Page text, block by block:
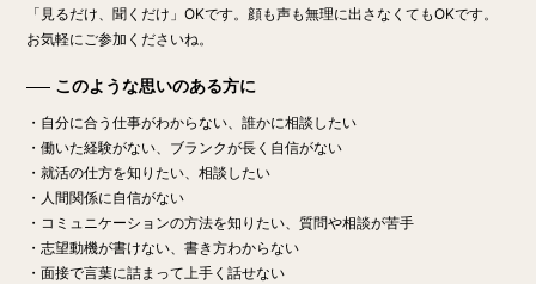
「見るだけ、聞くだけ」OKです。顔も声も無理に出さなくてもOKです。
お気軽にご参加くださいね。
このような思いのある方に
・自分に合う仕事がわからない、誰かに相談したい
・働いた経験がない、ブランクが長く自信がない
・就活の仕方を知りたい、相談したい
・人間関係に自信がない
・コミュニケーションの方法を知りたい、質問や相談が苦手
・志望動機が書けない、書き方わからない
・面接で言葉に詰まって上手く話せない